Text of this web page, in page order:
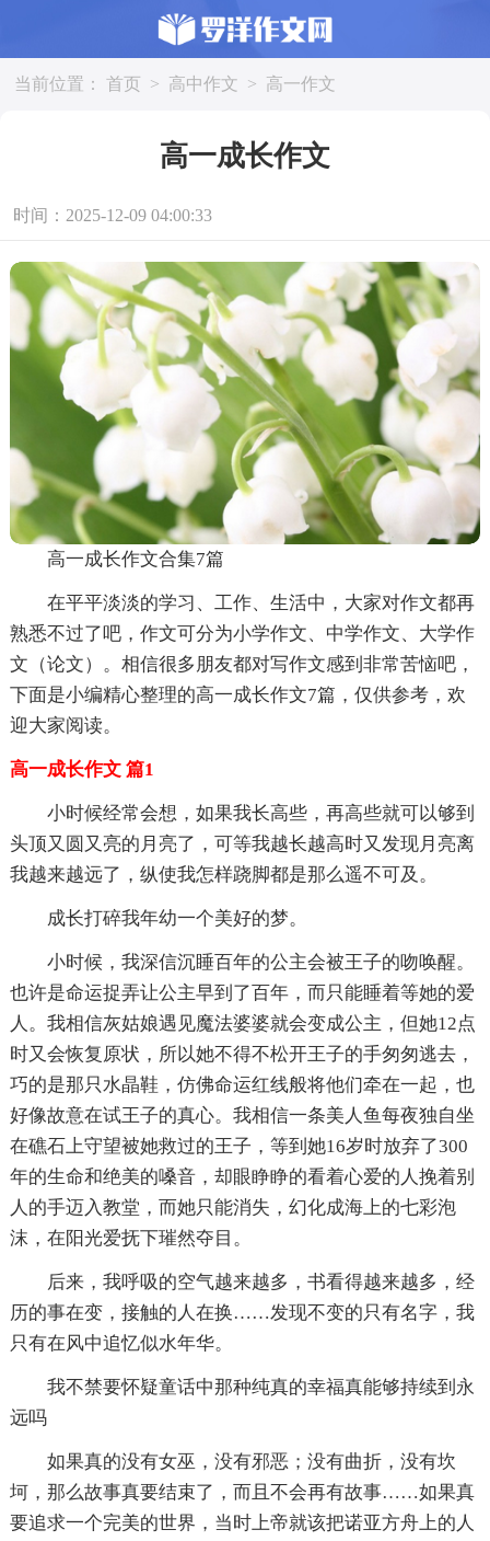
当前位置： 首页 > 高中作文 > 高一作文
高一成长作文
时间：2025-12-09 04:00:33
高一成长作文合集7篇
在平平淡淡的学习、工作、生活中，大家对作文都再
熟悉不过了吧，作文可分为小学作文、中学作文、大学作
文（论文）。相信很多朋友都对写作文感到非常苦恼吧，
下面是小编精心整理的高一成长作文7篇，仅供参考，欢
迎大家阅读。
高一成长作文 篇1
小时候经常会想，如果我长高些，再高些就可以够到
头顶又圆又亮的月亮了，可等我越长越高时又发现月亮离
我越来越远了，纵使我怎样跷脚都是那么遥不可及。
成长打碎我年幼一个美好的梦。
小时候，我深信沉睡百年的公主会被王子的吻唤醒。
也许是命运捉弄让公主早到了百年，而只能睡着等她的爱
人。我相信灰姑娘遇见魔法婆婆就会变成公主，但她12点
时又会恢复原状，所以她不得不松开王子的手匆匆逃去，
巧的是那只水晶鞋，仿佛命运红线般将他们牵在一起，也
好像故意在试王子的真心。我相信一条美人鱼每夜独自坐
在礁石上守望被她救过的王子，等到她16岁时放弃了300
年的生命和绝美的嗓音，却眼睁睁的看着心爱的人挽着别
人的手迈入教堂，而她只能消失，幻化成海上的七彩泡
沫，在阳光爱抚下璀然夺目。
后来，我呼吸的空气越来越多，书看得越来越多，经
历的事在变，接触的人在换……发现不变的只有名字，我
只有在风中追忆似水年华。
我不禁要怀疑童话中那种纯真的幸福真能够持续到永
远吗
如果真的没有女巫，没有邪恶；没有曲折，没有坎
坷，那么故事真要结束了，而且不会再有故事……如果真
要追求一个完美的世界，当时上帝就该把诺亚方舟上的人